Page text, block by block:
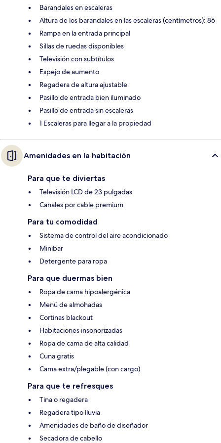
Barandales en escaleras
Altura de los barandales en las escaleras (centímetros): 86
Rampa en la entrada principal
Sillas de ruedas disponibles
Televisión con subtítulos
Espejo de aumento
Regadera de altura ajustable
Pasillo de entrada bien iluminado
Pasillo de entrada sin escaleras
1 Escaleras para llegar a la propiedad
Amenidades en la habitación
Para que te diviertas
Televisión LCD de 23 pulgadas
Canales por cable premium
Para tu comodidad
Sistema de control del aire acondicionado
Minibar
Detergente para ropa
Para que duermas bien
Ropa de cama hipoalergénica
Menú de almohadas
Cortinas blackout
Habitaciones insonorizadas
Ropa de cama de alta calidad
Cuna gratis
Cama extra/plegable (con cargo)
Para que te refresques
Tina o regadera
Regadera tipo lluvia
Amenidades de baño de diseñador
Secadora de cabello